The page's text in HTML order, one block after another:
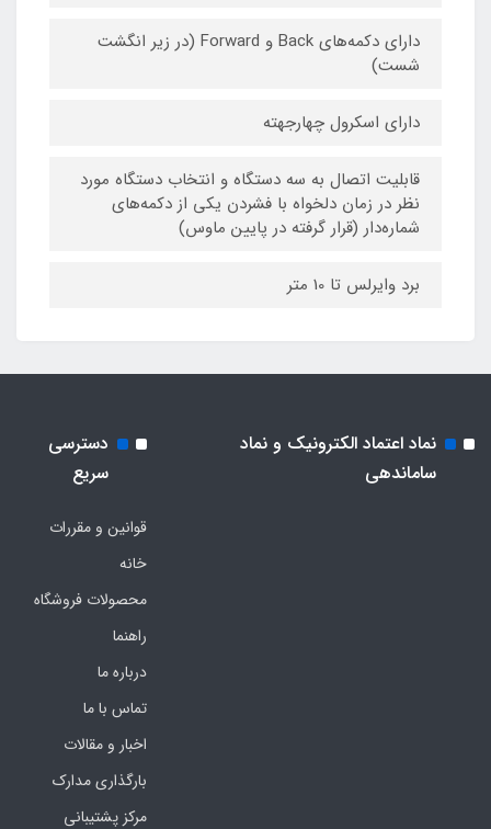
دارای دکمه‌های Back و Forward (در زیر انگشت
شست)
دارای اسکرول چهارجهته
قابلیت اتصال به سه دستگاه و انتخاب دستگاه مورد
نظر در زمان دلخواه با فشردن یکی از دکمه‌های
شماره‌دار (قرار گرفته در پایین ماوس)
برد وایرلس تا 10 متر
نماد اعتماد الکترونیک و نماد
ساماندهی
دسترسی
سریع
قوانین و مقررات
خانه
محصولات فروشگاه
راهنما
درباره ما
تماس با ما
اخبار و مقالات
بارگذاری مدارک
مرکز پشتیبانی